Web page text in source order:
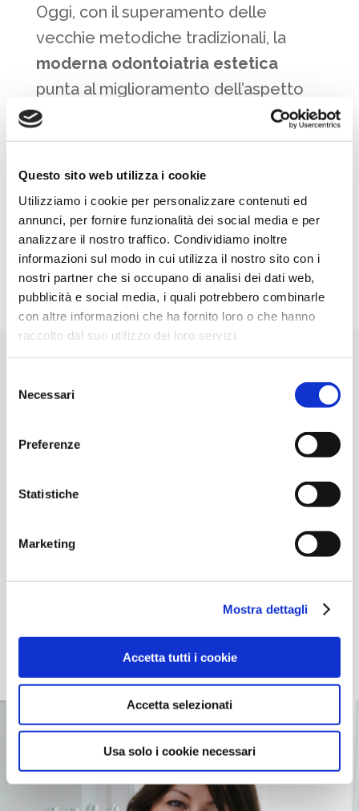
Questo sito web utilizza i cookie
Utilizziamo i cookie per personalizzare contenuti ed
annunci, per fornire funzionalità dei social media e per
analizzare il nostro traffico. Condividiamo inoltre
informazioni sul modo in cui utilizza il nostro sito con i
nostri partner che si occupano di analisi dei dati web,
pubblicità e social media, i quali potrebbero combinarle
con altre informazioni che ha fornito loro o che hanno
raccolto dal suo utilizzo dei loro servizi.
delNecessari
Preferenze
Statistiche
Marketing
Mostra dettagli
Accetta tutti i cookie
Accetta selezionati
Usa solo i cookie necessari
Oggi, con il superamento delle
vecchie metodiche tradizionali, la
moderna odontoiatria estetica
punta al miglioramento dell’aspetto
dei denti, offrendo al tempo stesso al
paziente, un’esperienza di grande
confort e semplificazione dei
trattamenti odontoiatrici.
SCOPRI DI PIÙ
Affidati alla Dott.ssa
Dieni, tra i 300
esperti al mondo.
Scegliere lo Studio della Dott.ssa
Silvia Dieni significa scegliere una
specialista nell’ortodonzia invisibile,
le più giovani esperte d’Europa con
oltre 2000 pazienti trattati con
successo.